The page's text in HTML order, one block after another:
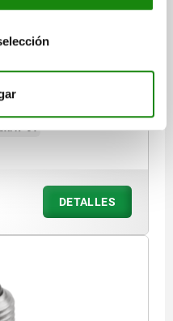
DEL MUELLE=REFORZADA
INOXIDABLE D1=6
N=94
DETALLES